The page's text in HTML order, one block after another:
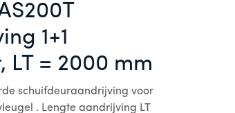
1+1
LT = 2000 mm
schuifdeuraandrijving voor
. Lengte aandrijving LT